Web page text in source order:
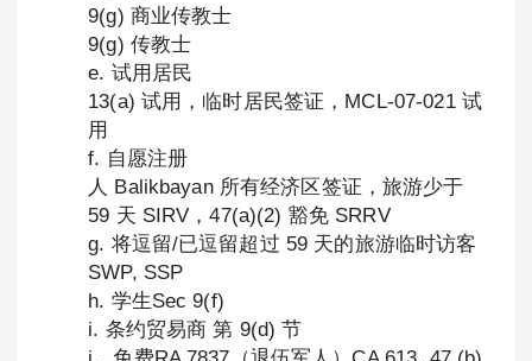
9(g) 商业传教士
9(g) 传教士
e. 试用居民
13(a) 试用，临时居民签证，MCL-07-021 试
用
f. 自愿注册
人 Balikbayan 所有经济区签证，旅游少于
59 天 SIRV，47(a)(2) 豁免 SRRV
g. 将逗留/已逗留超过 59 天的旅游临时访客
SWP, SSP
h. 学生Sec 9(f)
i. 条约贸易商 第 9(d) 节